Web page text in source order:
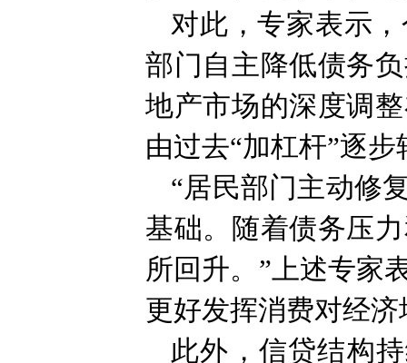
对此，专家表示
部门自主降低债务
地产市场的深度调
由过去“加杠杆”逐
“居民部门主动修
基础。随着债务压
所回升。”上述专家
更好发挥消费对经
此外，信贷结构